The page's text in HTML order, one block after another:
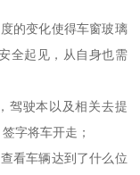
的变化使得车窗玻璃
全起见，从自身也需
驾驶本以及相关去提
字将车开走；
看车辆达到了什么位